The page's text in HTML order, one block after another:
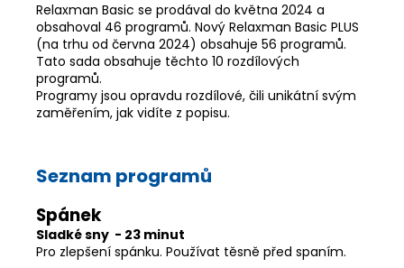
Relaxman Basic se prodával do května 2024 a
obsahoval 46 programů. Nový Relaxman Basic PLUS
(na trhu od června 2024) obsahuje 56 programů.
Tato sada obsahuje těchto 10 rozdílových
programů.
Programy jsou opravdu rozdílové, čili unikátní svým
zaměřením, jak vidíte z popisu.
Seznam programů
Spánek
Sladké sny - 23 minut
Pro zlepšení spánku. Používat těsně před spaním.